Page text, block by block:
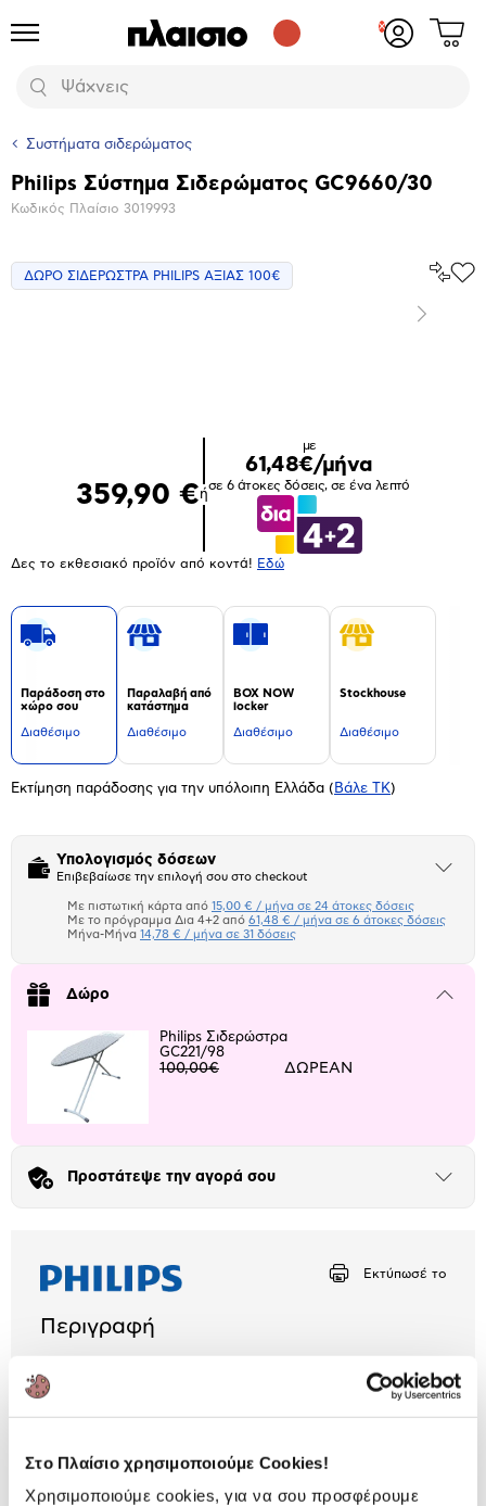
Στο Πλαίσιο χρησιμοποιούμε Cookies!
Χρησιμοποιούμε cookies, για να σου προσφέρουμε
Προϊόντα
Αναζήτηση
Δες
Συστήματα σιδερώματος
Βασικά
Philips Σύστημα Σιδερώματος GC9660/30
Κωδικός Πλαίσιο 3019993
ΔΩΡΟ ΣΙΔΕΡΩΣΤΡΑ PHILIPS ΑΞΙΑΣ 100€
Επόμενο
359,90 €ή
με
61,48€/μήνα
σε 6 άτοκες δόσεις, σε ένα λεπτό
Δες το εκθεσιακό προϊόν από κοντά! Eδώ
Παράδοση στο
χώρο σου
Διαθέσιμο
Παραλαβή από
κατάστημα
Διαθέσιμο
BOX NOW
locker
Διαθέσιμο
Stockhouse
Διαθέσιμο
Εκτίμηση παράδοσης για την υπόλοιπη Ελλάδα ( Βάλε ΤΚ)
Υπολογισμός δόσεων
Επιβεβαίωσε την επιλογή σου στο checkout
Άνοιξε
Πιστωτική κάρτα
Αριθμός δόσεων Ποσό/Μήνα
15,00 €
Με πιστωτική κάρτα από 15,00 € / μήνα σε 24 άτοκες δόσεις
Με το πρόγραμμα Δια 4+2 από 61,48 € / μήνα σε 6 άτοκες δόσεις
Μήνα-Μήνα 14,78 € / μήνα σε 31 δόσεις
Δώρο
Κλείσε
Philips Σιδερώστρα
GC221/98
100,00€ ΔΩΡΕΑΝ
Προστάτεψε την αγορά σου
Άνοιξε
Εκτύπωσέ το
Περιγραφή
και πίεση ατμού 7.5bar για εύκολο και ξεκούραστο
2 Έτη εγγύηση Προμηθευτή